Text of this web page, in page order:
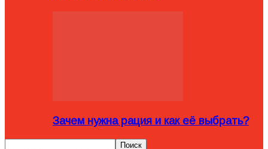
Зачем нужна рация и как её выбрать?